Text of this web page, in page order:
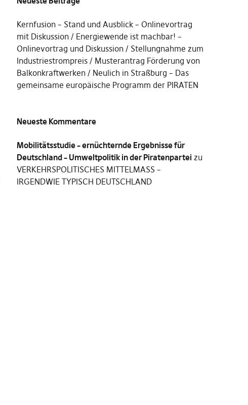
Kernfusion – Stand und Ausblick – Onlinevortrag
mit Diskussion
Energiewende ist machbar! –
Onlinevortrag und Diskussion
Stellungnahme zum
Industriestrompreis
Musterantrag Förderung von
Balkonkraftwerken
Neulich in Straßburg – Das
gemeinsame europäische Programm der PIRATEN
Neueste Kommentare
Mobilitätsstudie – ernüchternde Ergebnisse für
Deutschland – Umweltpolitik in der Piratenpartei zu
VERKEHRSPOLITISCHES MITTELMASS –
IRGENDWIE TYPISCH DEUTSCHLAND